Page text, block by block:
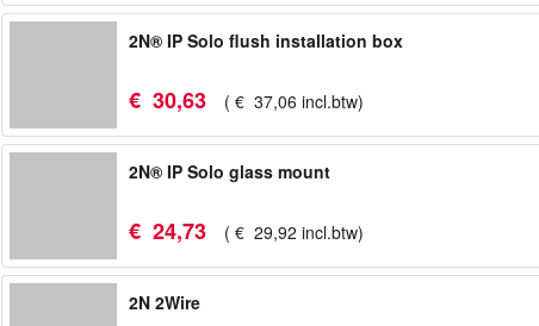
2N® IP Solo flush installation box
€ 30,63 ( € 37,06 incl.btw)
2N® IP Solo glass mount
€ 24,73 ( € 29,92 incl.btw)
2N 2Wire